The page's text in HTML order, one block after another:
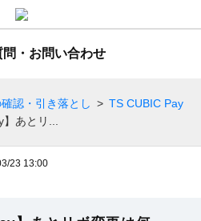
問・お問い合わせ
認・引き落とし > TS CUBIC Pay
あとリ...
23 13:00